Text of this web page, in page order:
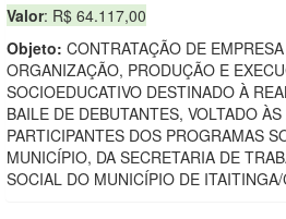
Valor: R$ 64.117,00
Objeto: CONTRATAÇÃO DE
ORGANIZAÇÃO, PRODUÇÃO E
SOCIOEDUCATIVO DESTINADO À
BAILE DE DEBUTANTES, VOLTADO
PARTICIPANTES DOS PROGRAMAS
MUNICÍPIO, DA SECRETARIA DE
SOCIAL DO MUNICÍPIO DE ITAITINGA/